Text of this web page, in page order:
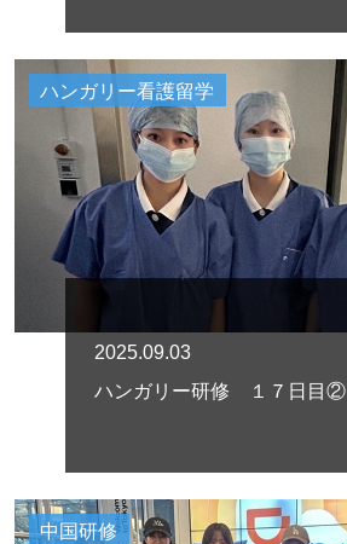
ハンガリー看護留学
2025.09.03
ハンガリー研修 １７日目②
中国研修